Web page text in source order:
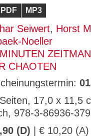
PDF MP3
Seiwert, Horst
Noeller
CHAOTEN
17,0 x 11,5
978-3-86936-
(D) | € 10,20 (A)